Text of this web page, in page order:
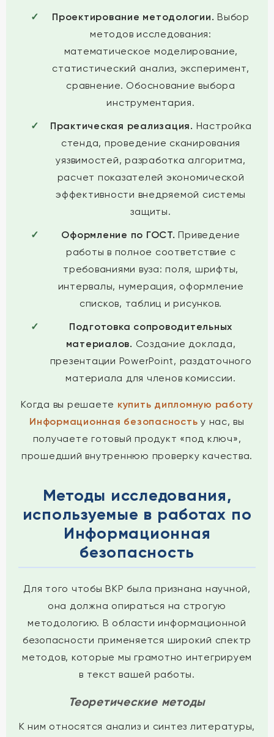
Проектирование методологии. Выбор
методов исследования:
математическое моделирование,
статистический анализ, эксперимент,
сравнение. Обоснование выбора
инструментария.
Практическая реализация. Настройка
стенда, проведение сканирования
уязвимостей, разработка алгоритма,
расчет показателей экономической
эффективности внедряемой системы
защиты.
Оформление по ГОСТ. Приведение
работы в полное соответствие с
требованиями вуза: поля, шрифты,
интервалы, нумерация, оформление
списков, таблиц и рисунков.
Подготовка сопроводительных
материалов. Создание доклада,
презентации PowerPoint, раздаточного
материала для членов комиссии.
Когда вы решаете купить дипломную работу
Информационная безопасность у нас, вы
получаете готовый продукт «под ключ»,
прошедший внутреннюю проверку качества.
Методы исследования,
используемые в работах по
Информационная
безопасность
Для того чтобы ВКР была признана научной,
она должна опираться на строгую
методологию. В области информационной
безопасности применяется широкий спектр
методов, которые мы грамотно интегрируем
в текст вашей работы.
Теоретические методы
К ним относятся анализ и синтез литературы,